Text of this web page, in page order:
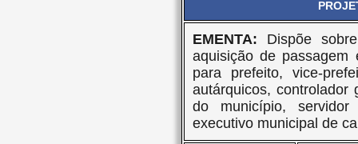
EMENTA: Dispõe
aquisição de
para prefeito, vice-
autárquicos, controlador
do município,
executivo municipal de